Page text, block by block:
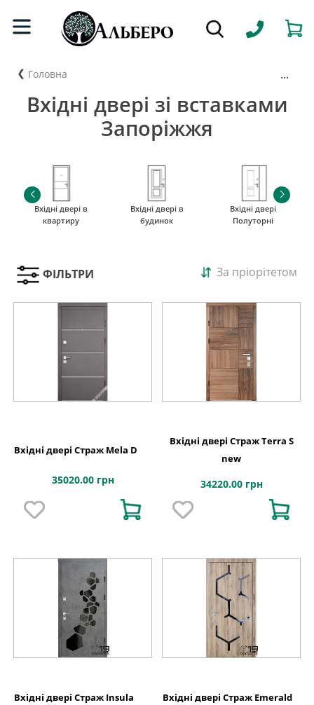
Головна ...
Вхідні двері зі вставками
Запоріжжя
Вхідні двері в
квартиру
Вхідні двері в
будинок
Вхідні двері
Полуторні
ФІЛЬТРИ За пріорітетом
Вхідні двері Страж Mela D
35020.00 грн
Вхідні двері Страж Terra S
new
34220.00 грн
Вхідні двері Страж Insula Вхідні двері Страж Emerald